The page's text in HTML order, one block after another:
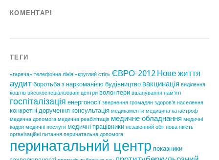
КОМЕНТАРІ
ТЕГИ
«гаряча» телефонна лінія «круглий стіл» ЄВРО-2012 Нове життя
аудит боротьба з наркоманією будівництво вакцинація виділення
коштів високоспеціалізовані центри волонтери вшанування пам'яті
госпіталізація енергоносії звернення громадян здоров'я населення
конкретні доручення консультація медикаменти медицина катастроф
медична допомога медична реабілітація медичне обладнання медичні
кадри медичні послуги медичні працівники незаконний обіг нова якість
організаційні питання перинатальна допомога
перинатальний центр показники